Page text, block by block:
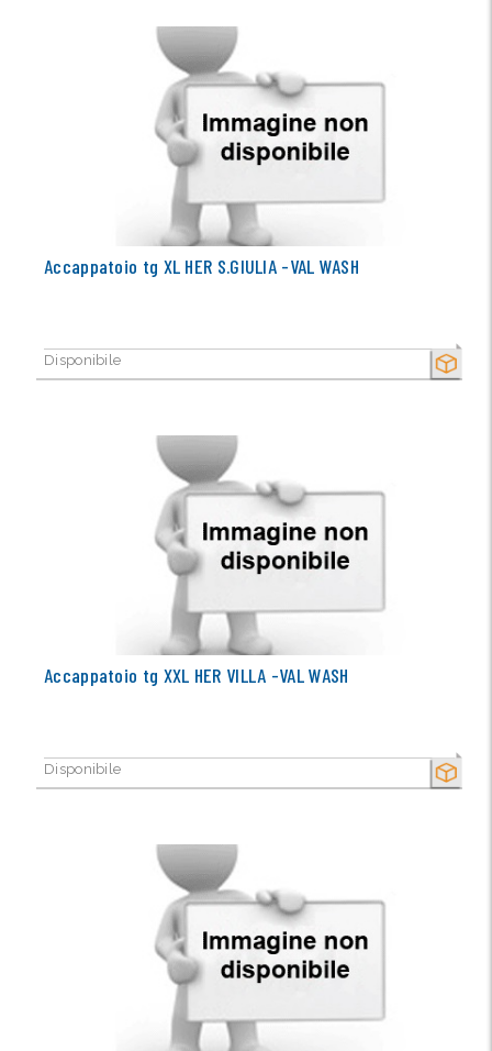
SECCO
Accappatoio tg XL HER S.GIULIA -VAL WASH
Disponibile
SECCO
Accappatoio tg XXL HER VILLA -VAL WASH
Disponibile